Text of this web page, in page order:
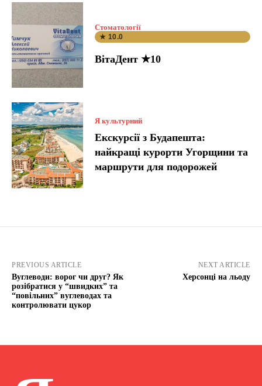
Стоматології
★ 10.0
ВітаДент ★10
Я культурний
Екскурсії з Будапешта:
найкращі курорти Угорщини та
маршрути для подорожей
PREVIOUS ARTICLE
Вуглеводи: ворог чи друг? Як
розібратися у “швидких” та
“повільних” вуглеводах та
контролювати цукор
NEXT ARTICLE
Херсонці на льоду